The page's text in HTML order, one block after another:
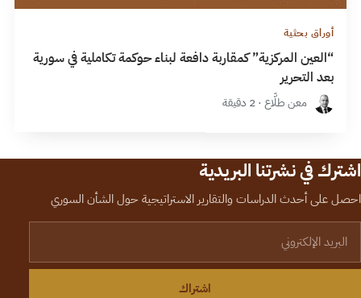
أوراق بحثية
“العين المركزية” كمقاربة دافعة لبناء حوكمة تكاملية في سورية
بعد التحرير
معن طلَّاع · 2 دقيقة
اشترك في نشرتنا البريدية
احصل على أحدث الدراسات والتقارير الاستراتيجية حول الشأن السوري
اشتراك